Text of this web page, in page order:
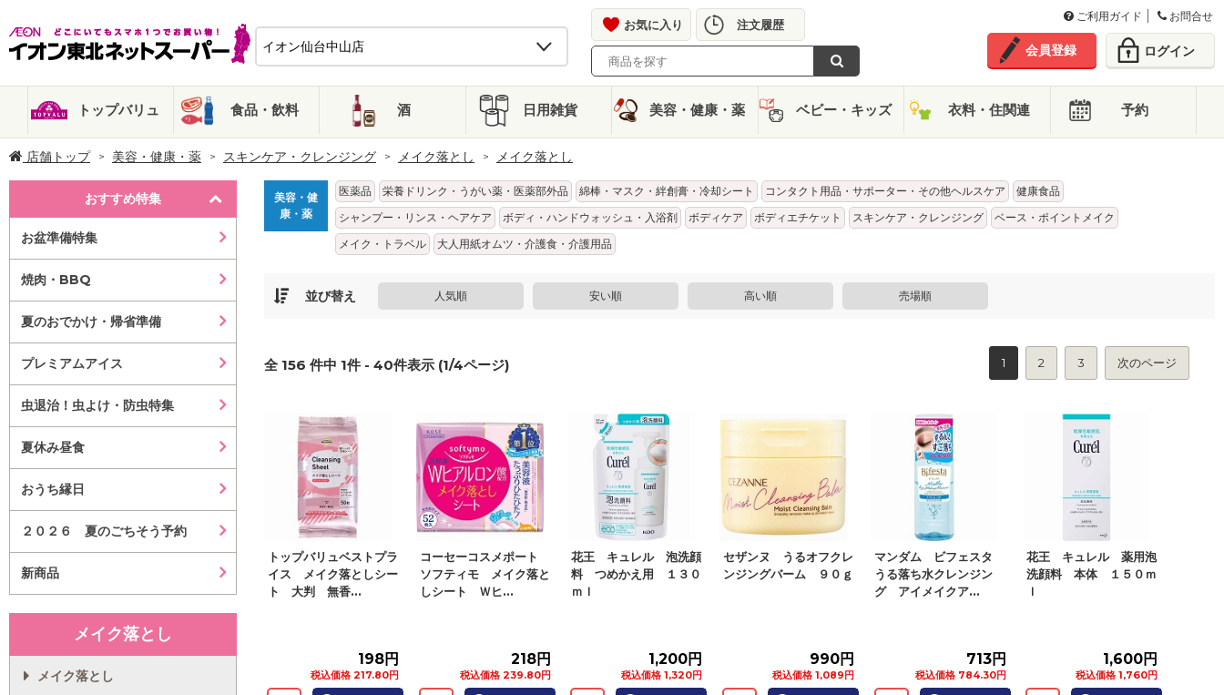
ご利用ガイド お問合せ
お気に入り 注文履歴
会員登録 ログイン
トップバリュ 食品・飲料 酒 日用雑貨 美容・健康・薬 ベビー・キッズ 衣料・住関連 予約
店舗トップ 美容・健康・薬 スキンケア・クレンジング メイク落とし メイク落とし
おすすめ特集
お盆準備特集
焼肉・BBQ
夏のおでかけ・帰省準備
プレミアムアイス
虫退治！虫よけ・防虫特集
夏休み昼食
おうち縁日
２０２６ 夏のごちそう予約
新商品
メイク落とし
メイク落とし
美容・健
康・薬
医薬品 栄養ドリンク・うがい薬・医薬部外品 綿棒・マスク・絆創膏・冷却シート コンタクト用品・サポーター・その他ヘルスケア
健康食品
シャンプー・リンス・ヘアケア
ボディ・ハンドウォッシュ・入浴剤 ボディケア ボディエチケット スキンケア・クレンジング
ベース・ポイントメイク
メイク・トラベル
大人用紙オムツ・介護食・介護用品
並び替え 人気順 安い順 高い順 売場順
全 156 件中 1件 - 40件表示 (1/4ページ) 1 2 3 次のページ
トップバリュベストプラ
イス メイク落としシー
ト 大判 無香...
198円
税込価格 217.80円
コーセーコスメポート
ソフティモ メイク落と
しシート Ｗヒ...
218円
税込価格 239.80円
花王 キュレル 泡洗顔
料 つめかえ用 １３０
ｍｌ
1,200円
税込価格 1,320円
セザンヌ うるオフクレ
ンジングバーム ９０ｇ
990円
税込価格 1,089円
マンダム ビフェスタ
うる落ち水クレンジン
グ アイメイクア...
713円
税込価格 784.30円
花王 キュレル 薬用泡
洗顔料 本体 １５０ｍ
ｌ
1,600円
税込価格 1,760円